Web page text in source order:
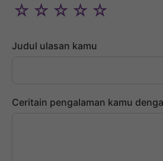
☆
☆
☆
☆
☆
Judul ulasan kamu
Ceritain pengalaman kamu